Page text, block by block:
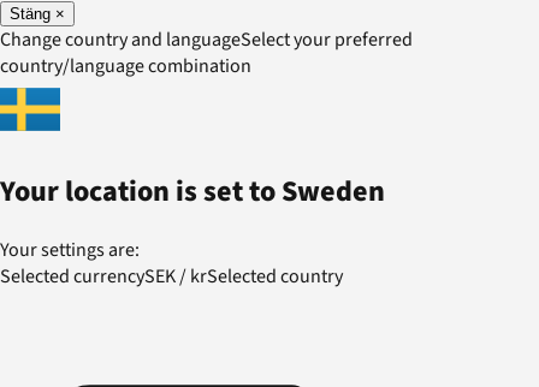
Stäng ×
Change country and languageSelect your preferred
country/language combination
Your location is set toSweden
Your settings are:
Selected currencySEK/krSelected country